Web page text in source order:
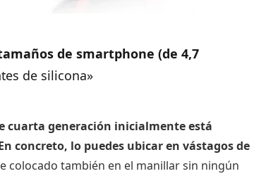
de smartphone (de 4,7
de silicona»
cuarta generación inicialmente está
concreto, lo puedes ubicar en vástagos de
colocado también en el manillar sin ningún